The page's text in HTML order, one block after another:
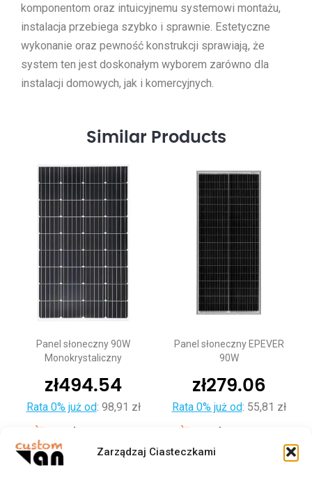
Zarządzaj Ciasteczkami
komponentom oraz intuicyjnemu systemowi montażu,
instalacja przebiega szybko i sprawnie. Estetyczne
wykonanie oraz pewność konstrukcji sprawiają, że
system ten jest doskonałym wyborem zarówno dla
instalacji domowych, jak i komercyjnych.
Similar Products
Panel słoneczny 90W
Monokrystaliczny
zł494.54
Rata 0% już od: 98,91 zł
Panel słoneczny EPEVER
90W
zł279.06
Rata 0% już od: 55,81 zł